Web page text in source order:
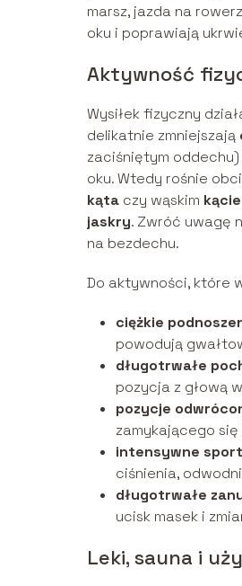
marsz, jazda na
oku i poprawiają
Aktywność
Wysiłek fizyczny
delikatnie zmniejszają
zaciśniętym
oku. Wtedy rośnie
kąta czy wąskim
jaskry. Zwróć uwagę
na bezdechu.
Do aktywności, które
ciężkie
powodują
długotrwałe
pozycja z głową
pozycje
zamykającego
intensywne
ciśnienia,
długotrwałe
ucisk masek i
Leki, sauna i